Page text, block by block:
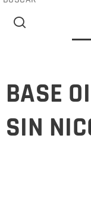
BASE
SIN